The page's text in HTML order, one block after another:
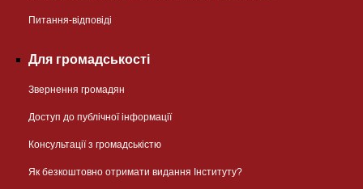
Питання-відповіді
Для громадськості
Звернення громадян
Доступ до публічної інформації
Консультації з громадськістю
Як безкоштовно отримати видання Інституту?